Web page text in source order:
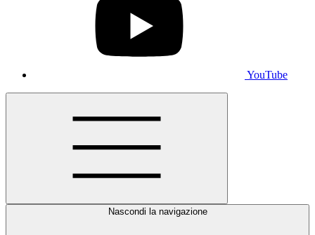
YouTube
Nascondi la navigazione